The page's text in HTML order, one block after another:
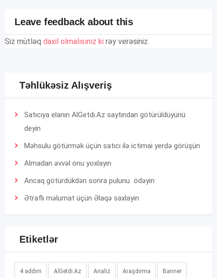
Leave feedback about this
Siz mütləq daxil olmalısınız ki rəy verəsiniz.
Təhlükəsiz Alışveriş
Satıcıya elanın AlGetdi.Az saytından götürüldüyünü
deyin
Məhsulu götürmək üçün satıcı ilə ictimai yerdə görüşün
Almadan əvvəl onu yoxlayın
Ancaq götürdükdən sonra pulunu ödəyin
Ətraflı məlumat üçün Əlaqə saxlayın
Etiketlər
4 addım AlGetdi.Az Analiz Araşdırma Banner